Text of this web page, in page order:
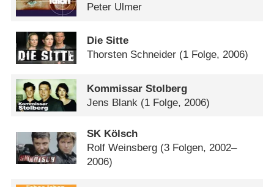
Peter Ulmer
Die Sitte
Thorsten Schneider (1 Folge, 2006)
Kommissar Stolberg
Jens Blank (1 Folge, 2006)
SK Kölsch
Rolf Weinsberg (3 Folgen, 2002–
2006)